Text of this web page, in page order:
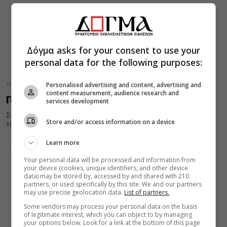
19 Φεβρουαρίου 2023
Για την Κυριακή της Απόκρεω
Σήμερα, ότι υπάρχει κρίση και ότι υπάρχει το δίκαιο κριτήριο
του Θεού, ο οποίος θα μας κρίνει επί τη...
Δόγμα asks for your consent to use your
personal data for the following purposes:
Personalised advertising and content, advertising and
content measurement, audience research and
services development
Store and/or access information on a device
Learn more
Your personal data will be processed and information from
your device (cookies, unique identifiers, and other device
data) may be stored by, accessed by and shared with 210
partners, or used specifically by this site. We and our partners
may use precise geolocation data. List of partners.
Some vendors may process your personal data on the basis
of legitimate interest, which you can object to by managing
your options below. Look for a link at the bottom of this page